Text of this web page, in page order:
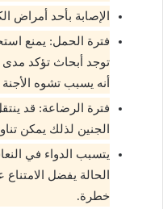
الإصابة بأحد أمراض
فترة الحمل: يمنع
توجد أبحاث تؤكد مدى
أنه يسبب تشوه
فترة الرضاعة: قد
الجنين لذلك يمكن
يتسبب الدواء في
الحالة يفضل
خطرة.